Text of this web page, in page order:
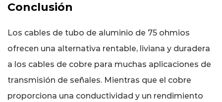
Conclusión
Los cables de tubo de aluminio de 75 ohmios
ofrecen una alternativa rentable, liviana y duradera
a los cables de cobre para muchas aplicaciones de
transmisión de señales. Mientras que el cobre
proporciona una conductividad y un rendimiento